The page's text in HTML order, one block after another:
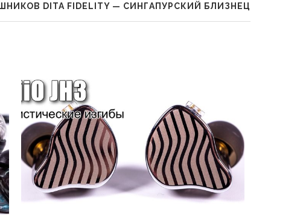
DITA FIDELITY — СИНГАПУРСКИЙ БЛИЗНЕЦ